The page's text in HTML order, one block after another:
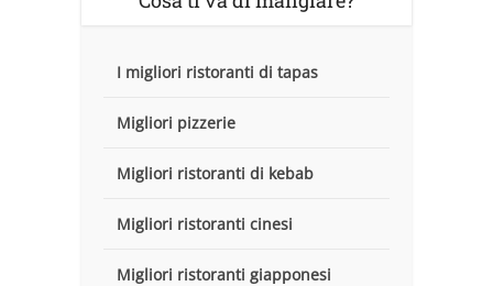
I migliori ristoranti di tapas
Migliori pizzerie
Migliori ristoranti di kebab
Migliori ristoranti cinesi
Migliori ristoranti giapponesi